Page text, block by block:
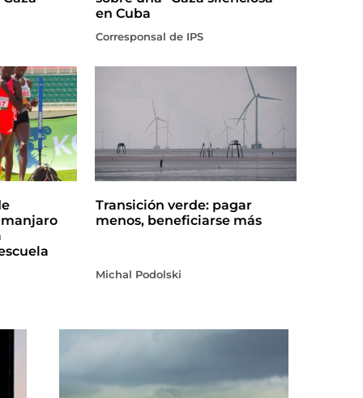
en Cuba
Corresponsal de IPS
Transición verde: pagar
menos, beneficiarse más
Michal Podolski